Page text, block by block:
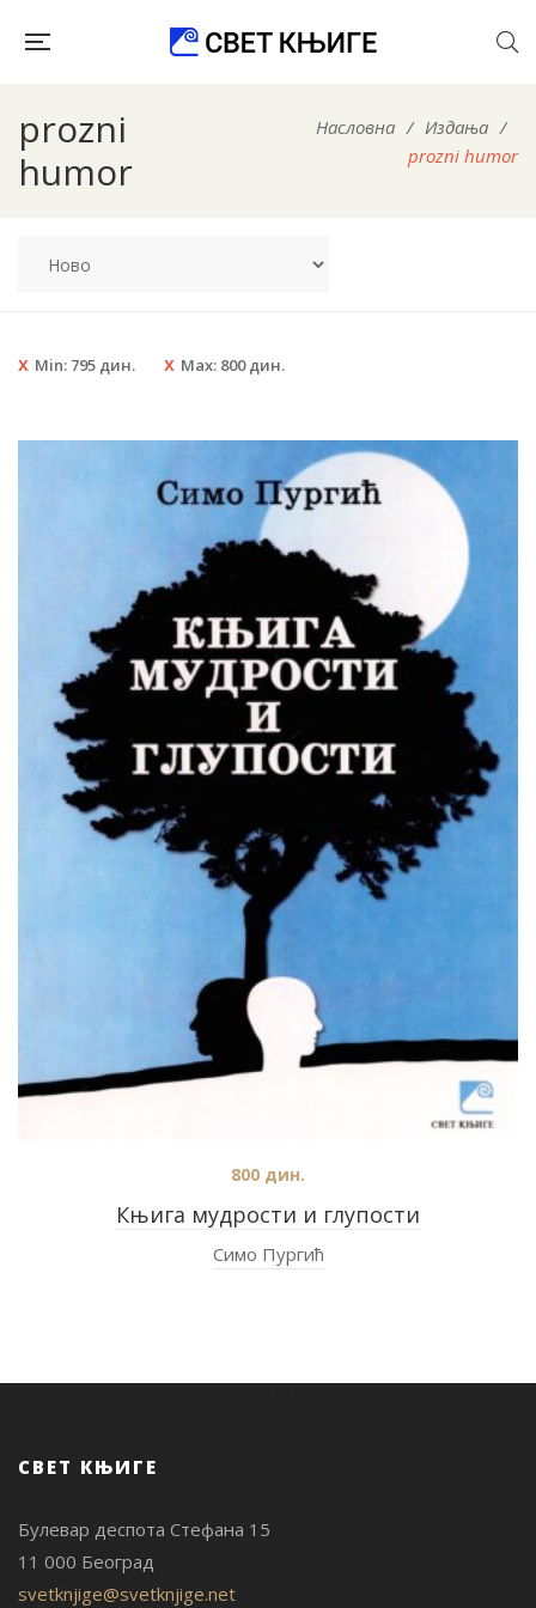
prozni
humor
Насловна / Издања /
prozni humor
Min: 795 дин. Max: 800дин.
Књига мудрости и глупости
800 дин.
Симо Пургић
СВЕТ КЊИГЕ
Булевар деспота Стефана 15
11 000 Београд
svetknjige@svetknjige.net